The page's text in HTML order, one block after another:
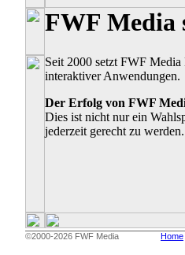
FWF Media
Seit 2000 setzt FWF
interaktiver Anwendungen.
Der Erfolg von FWF
Dies ist nicht nur ein
jederzeit gerecht zu werden.
©2000-2026 FWF Media Home